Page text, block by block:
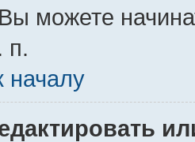
можете
п.
началу